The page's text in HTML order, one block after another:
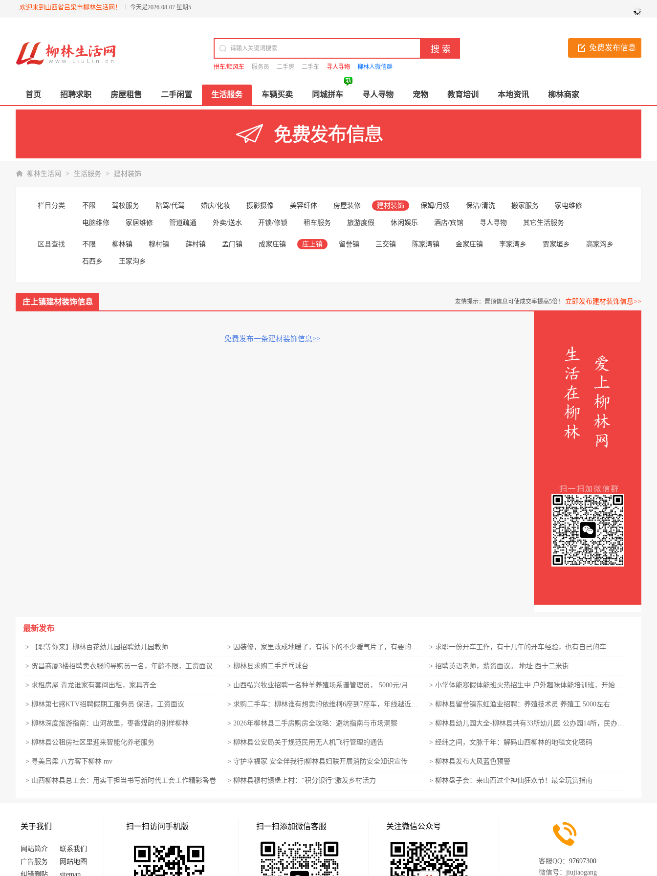
欢迎来到山西省吕梁市柳林生活网！ 今天是2026-08-07 星期5
免费发布信息
拼车/顺风车 服务员 二手房 二手车 寻人寻物 柳林人微信群
首页 招聘求职 房屋租售 二手闲置 生活服务 车辆买卖 同城拼车 寻人寻物 宠物 教育培训 本地资讯 柳林商家
柳林生活网 > 生活服务 > 建材装饰
栏目分类 不限 驾校服务 陪驾/代驾 婚庆/化妆 摄影摄像 美容纤体 房屋装修 建材装饰 保姆/月嫂 保洁/清洗 搬家服务 家电维修
电脑维修 家居维修 管道疏通 外卖/送水 开锁/修锁 租车服务 旅游度假 休闲娱乐 酒店/宾馆 寻人寻物 其它生活服务
区县查找 不限 柳林镇 穆村镇 薛村镇 孟门镇 成家庄镇 庄上镇 留誉镇 三交镇 陈家湾镇 金家庄镇 李家湾乡 贾家垣乡 高家沟乡
石西乡 王家沟乡
庄上镇建材装饰信息 友情提示：置顶信息可使成交率提高5倍！ 立即发布建材装饰信息>>
免费发布一条建材装饰信息>>
最新发布
> 【职等你来】柳林百花幼儿园招聘幼儿园教师 > 因装修，家里改成地暖了，有拆下的不少暖气片了，有要的联系 > 求职一份开车工作，有十几年的开车经验，也有自己的车
> 贺昌商厦3楼招聘卖衣服的导购员一名，年龄不限，工资面议 > 柳林县求购二手乒乓球台 > 招聘英语老师，薪资面议。 地址:西十二米街
> 求租房屋 青龙谁家有套间出租，家具齐全 > 山西弘兴牧业招聘一名种羊养殖场系谱管理员， 5000元/月 > 小学体能寒假体能班火热招生中 户外趣味体能培训班，开始免费抢
> 柳林第七感KTV招聘假期工服务员 保洁，工资面议 > 求购二手车：柳林谁有想卖的依维柯6座到7座车，年线越近越好 > 柳林县留誉镇东虹渔业招聘：养殖技术员 养殖工 5000左右
> 柳林深度旅游指南：山河故里，枣香煤韵的别样柳林 > 2026年柳林县二手房购房全攻略：避坑指南与市场洞察 > 柳林县幼儿园大全-柳林县共有33所幼儿园 公办园14所，民办园19所
> 柳林县公租房社区里迎来智能化养老服务 > 柳林县公安局关于规范民用无人机飞行管理的通告 > 经纬之间，文脉千年：解码山西柳林的地毯文化密码
> 寻美吕梁 八方客下柳林 mv > 守护幸福家 安全伴我行|柳林县妇联开展消防安全知识宣传 > 柳林县发布大风蓝色预警
> 山西柳林县总工会：用实干担当书写新时代工会工作精彩答卷 > 柳林县穆村镇堡上村：“积分银行”激发乡村活力 > 柳林盘子会：来山西过个神仙狂欢节！最全玩赏指南
关于我们
网站简介
联系我们
广告服务
网站地图
纠错删贴
sitemap
扫一扫访问手机版 扫一扫添加微信客服 关注微信公众号
客服QQ： 97697300
微信号： jiujiaogang